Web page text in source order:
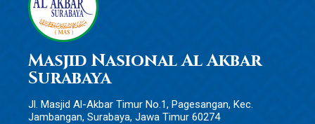
Masjid Nasional Al Akbar
Surabaya
Jl. Masjid Al-Akbar Timur No.1, Pagesangan, Kec.
Jambangan, Surabaya, Jawa Timur 60274